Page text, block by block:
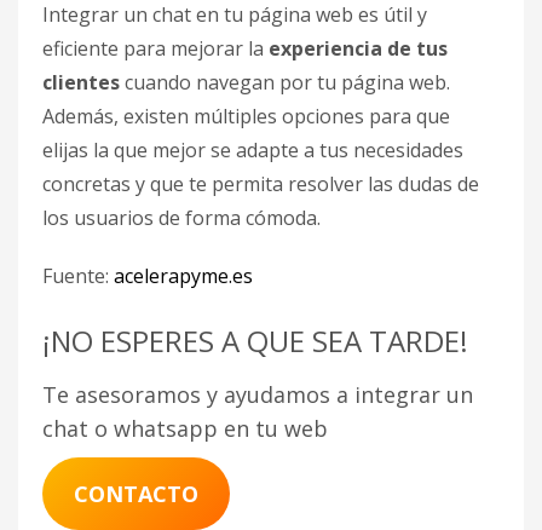
Integrar un chat en tu página web es útil y
eficiente para mejorar la experiencia de tus
clientescuando navegan por tu página web.
Además, existen múltiples opciones para que
elijas la que mejor se adapte a tus necesidades
concretas y que te permita resolver las dudas de
los usuarios de forma cómoda.
Fuente: acelerapyme.es
¡NO ESPERES A QUE SEA TARDE!
Te asesoramos y ayudamos a integrar un
chat o whatsapp en tu web
CONTACTO